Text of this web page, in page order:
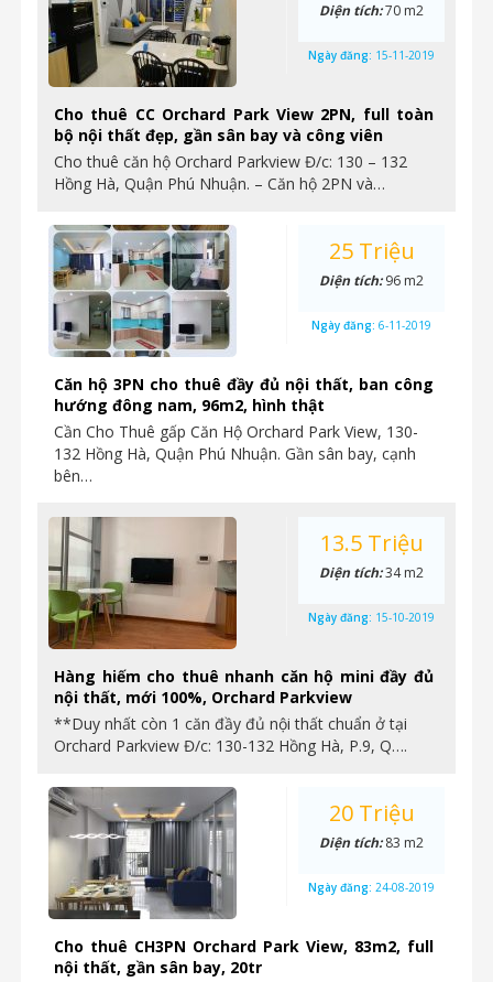
Cho thuê CC Orchard Park View 2PN, full toàn
bộ nội thất đẹp, gần sân bay và công viên
Cho thuê căn hộ Orchard Parkview Đ/c: 130 – 132
Hồng Hà, Quận Phú Nhuận. – Căn hộ 2PN và…
Diện tích:70 m2
Ngày đăng: 15-11-2019
Căn hộ 3PN cho thuê đầy đủ nội thất, ban công
hướng đông nam, 96m2, hình thật
Cần Cho Thuê gấp Căn Hộ Orchard Park View, 130-
132 Hồng Hà, Quận Phú Nhuận. Gần sân bay, cạnh
bên…
25 Triệu
Diện tích:96 m2
Ngày đăng: 6-11-2019
Hàng hiếm cho thuê nhanh căn hộ mini đầy đủ
nội thất, mới 100%, Orchard Parkview
**Duy nhất còn 1 căn đầy đủ nội thất chuẩn ở tại
Orchard Parkview Đ/c: 130-132 Hồng Hà, P.9, Q….
13.5 Triệu
Diện tích:34 m2
Ngày đăng: 15-10-2019
Cho thuê CH3PN Orchard Park View, 83m2, full
nội thất, gần sân bay, 20tr
20 Triệu
Diện tích:83 m2
Ngày đăng: 24-08-2019